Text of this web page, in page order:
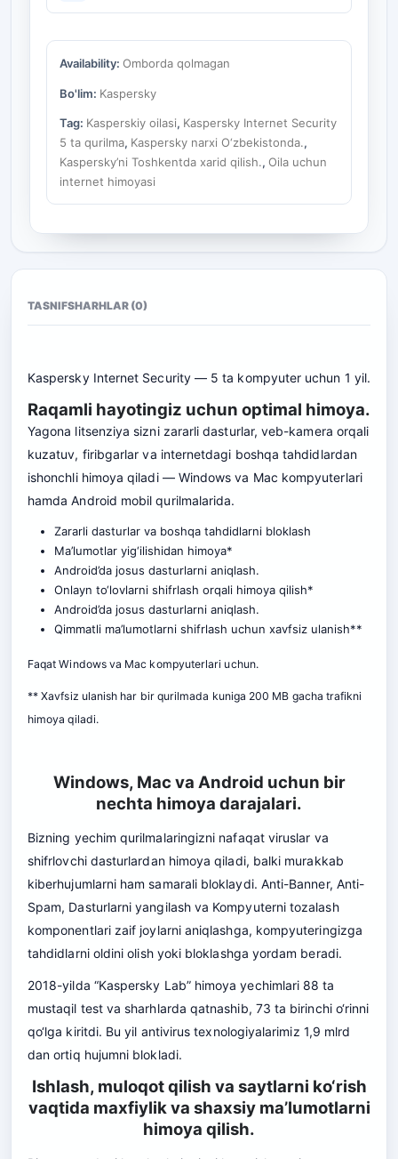
Availability: Omborda qolmagan
Bo'lim: Kaspersky
Tag: Kasperskiy oilasi, Kaspersky Internet Security
5 ta qurilma, Kaspersky narxi O‘zbekistonda.,
Kaspersky’ni Toshkentda xarid qilish., Oila uchun
internet himoyasi
TASNIFSHARHLAR (0)
Kaspersky Internet Security — 5 ta kompyuter uchun 1 yil.
Raqamli hayotingiz uchun optimal himoya.
Yagona litsenziya sizni zararli dasturlar, veb-kamera orqali
kuzatuv, firibgarlar va internetdagi boshqa tahdidlardan
ishonchli himoya qiladi — Windows va Mac kompyuterlari
hamda Android mobil qurilmalarida.
Zararli dasturlar va boshqa tahdidlarni bloklash
Ma’lumotlar yig‘ilishidan himoya*
Android’da josus dasturlarni aniqlash.
Onlayn to‘lovlarni shifrlash orqali himoya qilish*
Android’da josus dasturlarni aniqlash.
Qimmatli ma’lumotlarni shifrlash uchun xavfsiz ulanish**
Faqat Windows va Mac kompyuterlari uchun.
** Xavfsiz ulanish har bir qurilmada kuniga 200 MB gacha trafikni
himoya qiladi.
Windows, Mac va Android uchun bir
nechta himoya darajalari.
Bizning yechim qurilmalaringizni nafaqat viruslar va
shifrlovchi dasturlardan himoya qiladi, balki murakkab
kiberhujumlarni ham samarali bloklaydi. Anti-Banner, Anti-
Spam, Dasturlarni yangilash va Kompyuterni tozalash
komponentlari zaif joylarni aniqlashga, kompyuteringizga
tahdidlarni oldini olish yoki bloklashga yordam beradi.
2018-yilda “Kaspersky Lab” himoya yechimlari 88 ta
mustaqil test va sharhlarda qatnashib, 73 ta birinchi o‘rinni
qo‘lga kiritdi. Bu yil antivirus texnologiyalarimiz 1,9 mlrd
dan ortiq hujumni blokladi.
Ishlash, muloqot qilish va saytlarni ko‘rish
vaqtida maxfiylik va shaxsiy ma’lumotlarni
himoya qilish.